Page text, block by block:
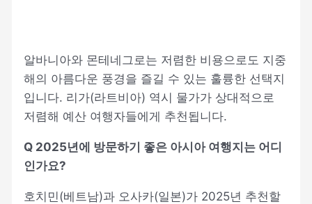
알바니아와 몬테네그로는 저렴한 비용으로도 지중
해의 아름다운 풍경을 즐길 수 있는 훌륭한 선택지
입니다. 리가(라트비아) 역시 물가가 상대적으로
저렴해 예산 여행자들에게 추천됩니다.
Q 2025년에 방문하기 좋은 아시아 여행지는 어디
인가요?
호치민(베트남)과 오사카(일본)가 2025년 추천할